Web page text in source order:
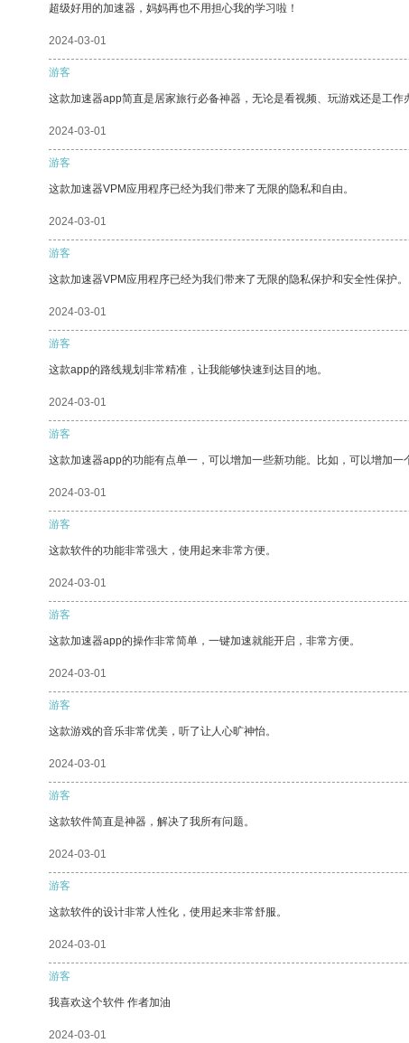
超级好用的加速器，妈妈再也不用担心我的学习啦！
2024-03-01
游客
这款加速器app简直是居家旅行必备神器，无论是看视频、玩游戏还是工
2024-03-01
游客
这款加速器VPM应用程序已经为我们带来了无限的隐私和自由。
2024-03-01
游客
这款加速器VPM应用程序已经为我们带来了无限的隐私保护和安全性保护。
2024-03-01
游客
这款app的路线规划非常精准，让我能够快速到达目的地。
2024-03-01
游客
这款加速器app的功能有点单一，可以增加一些新功能。比如，可以增加
2024-03-01
游客
这款软件的功能非常强大，使用起来非常方便。
2024-03-01
游客
这款加速器app的操作非常简单，一键加速就能开启，非常方便。
2024-03-01
游客
这款游戏的音乐非常优美，听了让人心旷神怡。
2024-03-01
游客
这款软件简直是神器，解决了我所有问题。
2024-03-01
游客
这款软件的设计非常人性化，使用起来非常舒服。
2024-03-01
游客
我喜欢这个软件 作者加油
2024-03-01